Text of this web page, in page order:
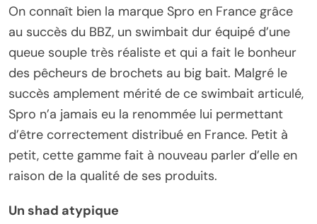
On connaît bien la marque Spro en France grâce
au succès du BBZ, un swimbait dur équipé d’une
queue souple très réaliste et qui a fait le bonheur
des pêcheurs de brochets au big bait. Malgré le
succès amplement mérité de ce swimbait articulé,
Spro n’a jamais eu la renommée lui permettant
d’être correctement distribué en France. Petit à
petit, cette gamme fait à nouveau parler d’elle en
raison de la qualité de ses produits.
Un shad atypique